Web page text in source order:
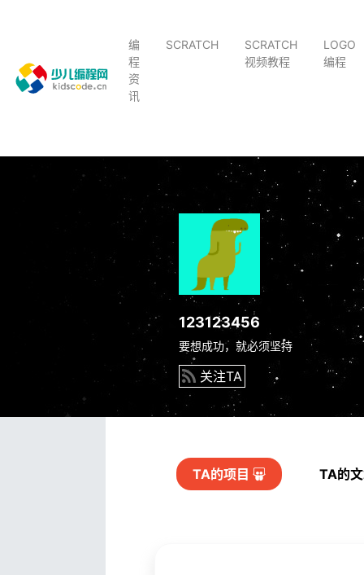
编
程
资
讯
SCRATCH
SCRATCH
视频教程
LOGO
编程
123123456
要想成功，就必须坚持
关注TA
TA的项目 TA的